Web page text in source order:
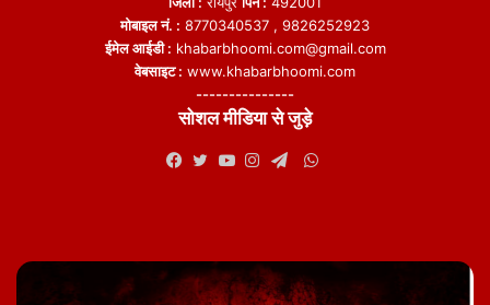
मोबाइल नं. : 8770340537 , 9826252923
ईमेल आईडी : khabarbhoomi.com@gmail.com
वेबसाइट : www.khabarbhoomi.com
---------------
सोशल मीडिया से जुड़े
WhatsApp